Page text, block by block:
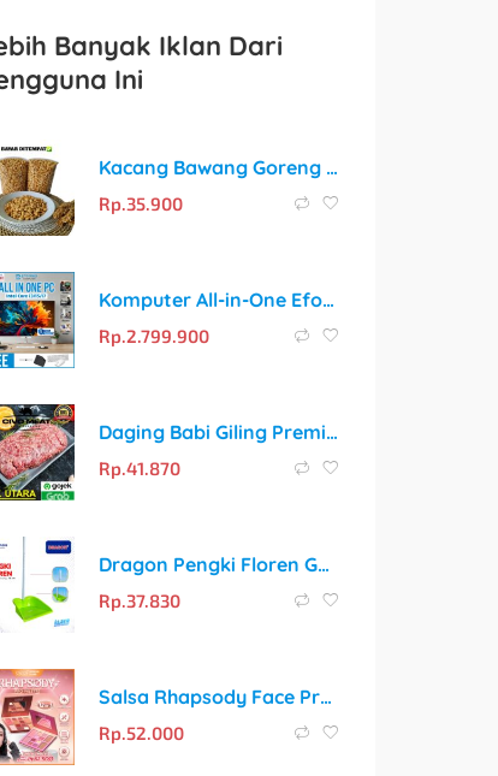
Banyak Iklan Dari
Ini
Kacang Bawang Goreng Siap Makan
Rp. 35.900
Komputer All-in-One Efound: Solusi Praktis untuk Kebutuhan Komputasi Anda
Rp. 2.799.900
Daging Babi Giling Premium Civo Meat 500gr
Rp. 41.870
Dragon Pengki Floren Gagang Besi 72cm Serokan Sampah Plastik Anti Karat PP832
Rp. 37.830
Salsa Rhapsody Face Pro Palette: Satu Palet untuk Semua Kebutuhan Makeup
Rp. 52.000